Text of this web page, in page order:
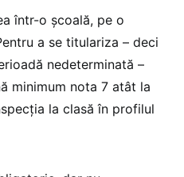
într-o școală, pe o
a se titulariza – deci
nedeterminată –
minimum nota 7 atât la
la clasă în profilul